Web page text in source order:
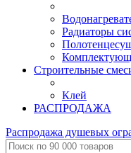
Радиаторы
Строительные
Клей
РАСПРОДАЖА
Распродажа душевых